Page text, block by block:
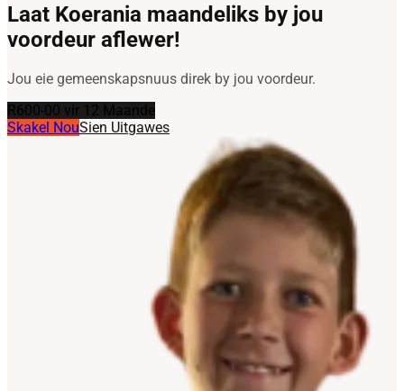
Laat Koerania maandeliks by jou
voordeur aflewer!
Jou eie gemeenskapsnuus direk by jou voordeur.
R600-00 vir 12 Maande
Skakel NouSien Uitgawes